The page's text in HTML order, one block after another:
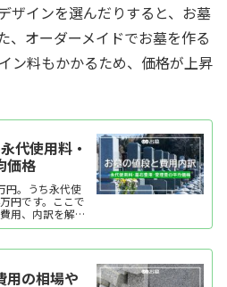
ザインを選んだりすると、お墓
、オーダーメイドでお墓を作る
ン料もかかるため、価格が上昇
代使用料・
価格
円。うち永代使
円です。ここで
用、内訳を解
の平均購入価格
用の相場や